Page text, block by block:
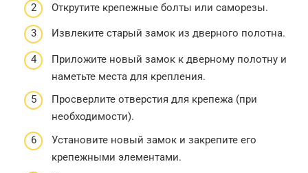
Открутите крепежные болты или саморезы.
Извлеките старый замок из дверного полотна.
Приложите новый замок к дверному полотну и
наметьте места для крепления.
Просверлите отверстия для крепежа (при
необходимости).
Установите новый замок и закрепите его
крепежными элементами.